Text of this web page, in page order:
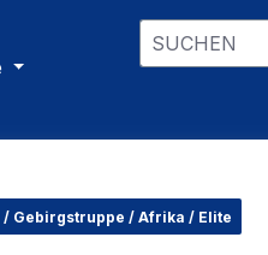
/ Gebirgstruppe / Afrika / Elite